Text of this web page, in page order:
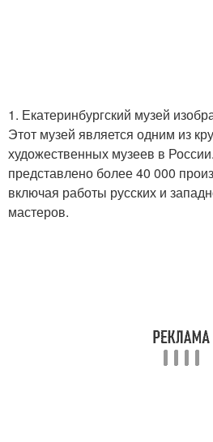
1. Екатеринбургский музей
Этот музей является одним из
художественных музеев в
представлено более 40 000
включая работы русских и
мастеров.